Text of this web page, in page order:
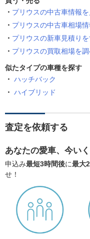
プリウスの中古車情報を
プリウスの中古車相場
プリウスの新車見積りを
プリウスの買取相場を調
似たタイプの車種を探す
ハッチバック
ハイブリッド
査定を依頼する
あなたの愛車、今い
申込み最短3時間後に最大
せ！